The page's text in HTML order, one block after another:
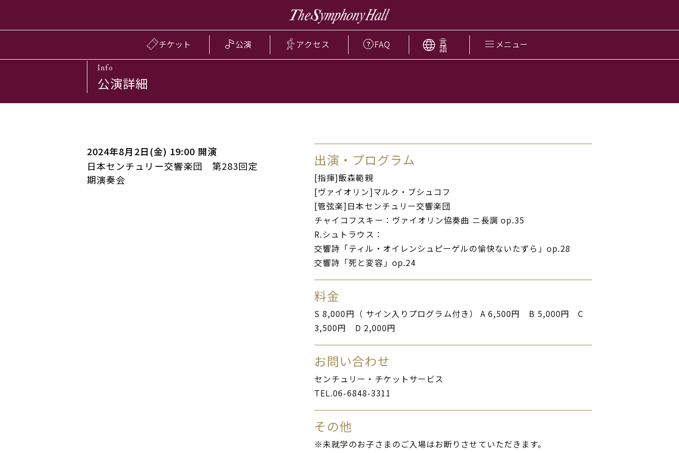
チケット 公演 アクセス FAQ 言
語 メニュー
Info
公演詳細
2024年8月2日(金) 19:00 開演
日本センチュリー交響楽団 第283回定
期演奏会
出演・プログラム
[指揮]飯森範親
[ヴァイオリン]マルク・ブシュコフ
[管弦楽]日本センチュリー交響楽団
チャイコフスキー：ヴァイオリン協奏曲 ニ長調 op.35
R.シュトラウス：
交響詩「ティル・オイレンシュピーゲルの愉快ないたずら」op.28
交響詩「死と変容」op.24
料金
S 8,000円（ サイン入りプログラム付き） A 6,500円 B 5,000円 C
3,500円 D 2,000円
お問い合わせ
センチュリー・チケットサービス
TEL.06-6848-3311
その他
※未就学のお子さまのご入場はお断りさせていただきます。